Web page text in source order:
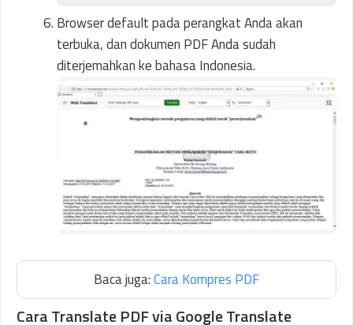
Browser default pada perangkat Anda akan
terbuka, dan dokumen PDF Anda sudah
diterjemahkan ke bahasa Indonesia.
Baca juga:Cara Kompres PDF
Cara Translate PDF via Google Translate